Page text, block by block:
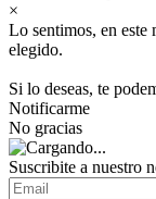
×
Lo sentimos, en este
elegido.
Si lo deseas, te
Notificarme
No gracias
Suscribite a nuestro